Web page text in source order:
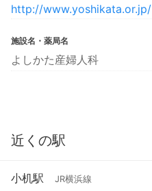
http://www.yoshikata.or.jp/
施設名・薬局名
よしかた産婦人科
近くの駅
小机駅 JR横浜線